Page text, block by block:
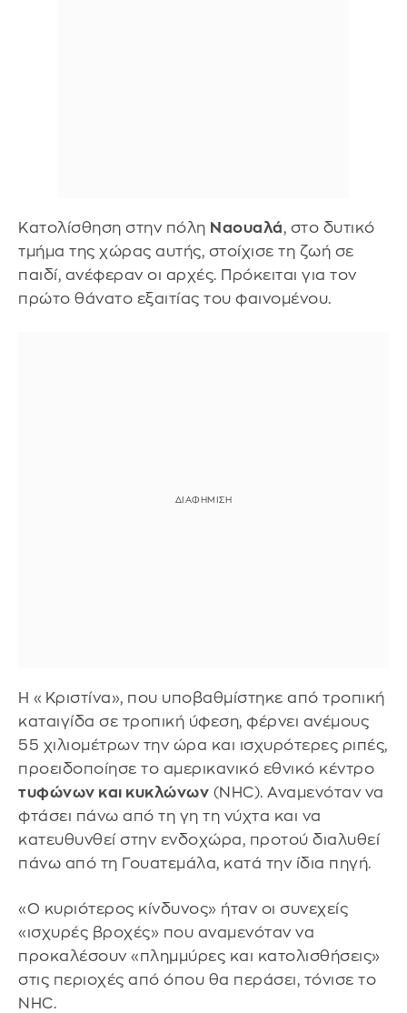
Κατολίσθηση στην πόλη Ναουαλά, στο δυτικό
τμήμα της χώρας αυτής, στοίχισε τη ζωή σε
παιδί, ανέφεραν οι αρχές. Πρόκειται για τον
πρώτο θάνατο εξαιτίας του φαινομένου.
Η «Κριστίνα», που υποβαθμίστηκε από τροπική
καταιγίδα σε τροπική ύφεση, φέρνει ανέμους
55 χιλιομέτρων την ώρα και ισχυρότερες ριπές,
προειδοποίησε το αμερικανικό εθνικό κέντρο
τυφώνων και κυκλώνων (NHC). Αναμενόταν να
φτάσει πάνω από τη γη τη νύχτα και να
κατευθυνθεί στην ενδοχώρα, προτού διαλυθεί
πάνω από τη Γουατεμάλα, κατά την ίδια πηγή.
«Ο κυριότερος κίνδυνος» ήταν οι συνεχείς
«ισχυρές βροχές» που αναμενόταν να
προκαλέσουν «πλημμύρες και κατολισθήσεις»
στις περιοχές από όπου θα περάσει, τόνισε το
NHC.